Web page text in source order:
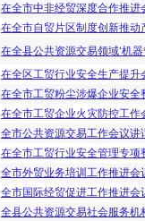
在全市中非经贸深度合作推进
在全市自贸片区制度创新推动
在全县公共资源交易领域‘机
在全区工贸行业安全生产提升
在全市工贸粉尘涉爆企业安全
在全市工贸企业火灾防控工作
全市公共资源交易工作会议讲
在全市工贸行业安全管理专项
全市外贸业务培训工作推进会
全市国际经贸促进工作推进会
全县公共资源交易社会服务机